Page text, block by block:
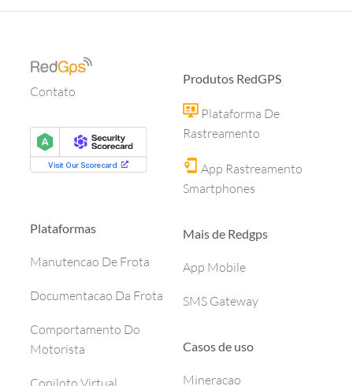
Contato
Plataformas
Manutencao De Frota
Documentacao Da Frota
Comportamento Do
Motorista
Produtos RedGPS
Plataforma De
Rastreamento
App Rastreamento
Smartphones
Mais de Redgps
App Mobile
SMS Gateway
Casos de uso
Mineracao